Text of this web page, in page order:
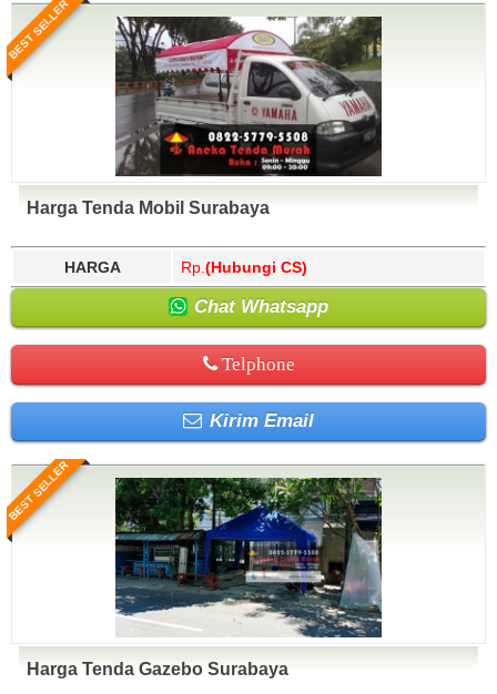
BEST SELLER
Harga Tenda Mobil Surabaya
HARGA Rp. (Hubungi CS)
Chat Whatsapp
Telphone
Kirim Email
BEST SELLER
Harga Tenda Gazebo Surabaya